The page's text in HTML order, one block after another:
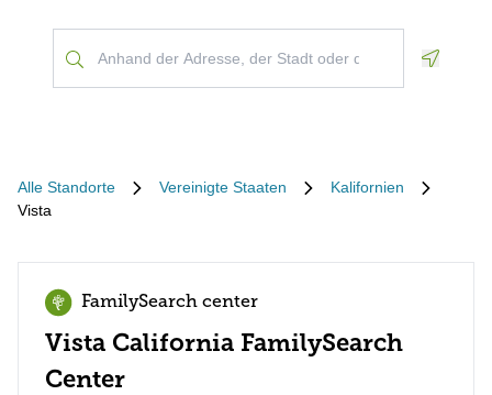
Alle Standorte Vereinigte Staaten
Kalifornien
Vista
FamilySearch center
Vista California FamilySearch
Center